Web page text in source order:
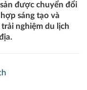
được chuyển đổi
sáng tạo và
nghiệm du lịch
từ những không gian